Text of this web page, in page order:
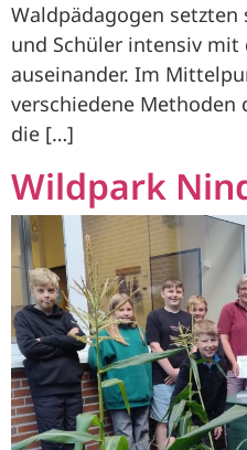
Waldpädagogen setzten
und Schüler intensiv mit
auseinander. Im
verschiedene Methoden
die […]
Wildpark